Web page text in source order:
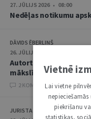
27. JŪLIJS 2026 • 08:00
Nedēļas notikumu
DĀVIDS ĒBERLIŅŠ
26. JŪLIJS 2026 • 08:00
Autortiesību subjekta
mākslīgā intelekta
2 KOMENTĀRI
JURISTA VĀRDS
Vietnē
Lai vietne
piekrišanu
statistikas,